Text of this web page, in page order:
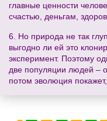
главные ценности
счастью, деньгам,
6. Но природа не так
выгодно ли ей это
эксперимент. Поэтому
две популяции людей –
потом эволюция покажет,